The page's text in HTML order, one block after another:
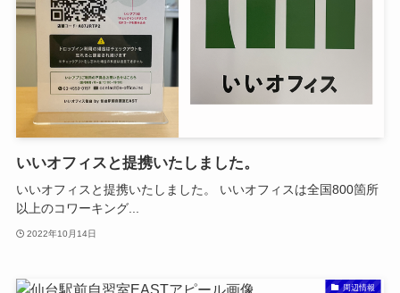
いいオフィスと提携いたしました。
いいオフィスと提携いたしました。 いいオフィスは全国800箇所
以上のコワーキング...
2022年10月14日
周辺情報